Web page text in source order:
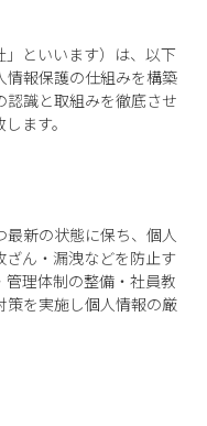
トランド
ブドウ
ローミニトマト
3092
休業日を除く）
といいます）は、以下
情報保護の仕組みを構築
認識と取組みを徹底させ
ます。
新の状態に保ち、個人
ん・漏洩などを防止す
理体制の整備・社員教
策を実施し個人情報の厳